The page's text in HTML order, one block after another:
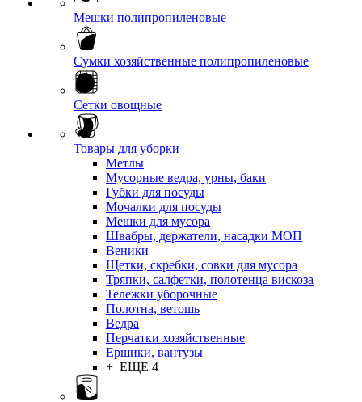
Мешки полипропиленовые
Сумки хозяйственные полипропиленовые
Сетки овощные
Товары для уборки
Метлы
Мусорные ведра, урны, баки
Губки для посуды
Мочалки для посуды
Мешки для мусора
Швабры, держатели, насадки МОП
Веники
Щетки, скребки, совки для мусора
Тряпки, салфетки, полотенца вискоза
Тележки уборочные
Полотна, ветошь
Ведра
Перчатки хозяйственные
Ершики, вантузы
+ ЕЩЕ 4